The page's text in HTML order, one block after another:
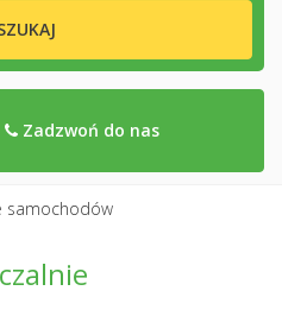
Zadzwoń do nas
samochodów